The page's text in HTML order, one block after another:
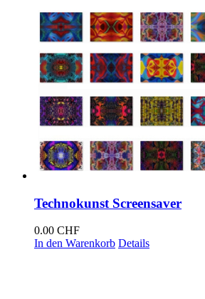
Technokunst Screensaver
0.00 CHF
In den Warenkorb Details